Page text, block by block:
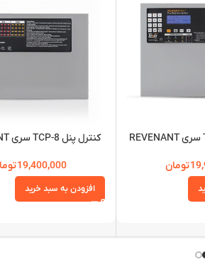
تومان
کنترل پنل TCP-8 سری REVENANT
19,400,000
افزودن به سبد خرید